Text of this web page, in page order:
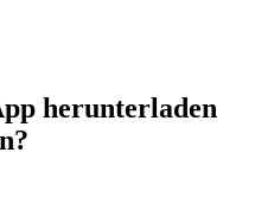
herunterladen